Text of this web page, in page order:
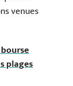
venues
plages